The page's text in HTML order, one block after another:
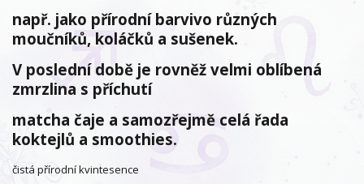
např. jako přírodní barvivo různých
moučníků, koláčků a sušenek.
V poslední době je rovněž velmi oblíbená
zmrzlina s příchutí
matcha čaje a samozřejmě celá řada
koktejlů a smoothies.
čistá přírodní kvintesence